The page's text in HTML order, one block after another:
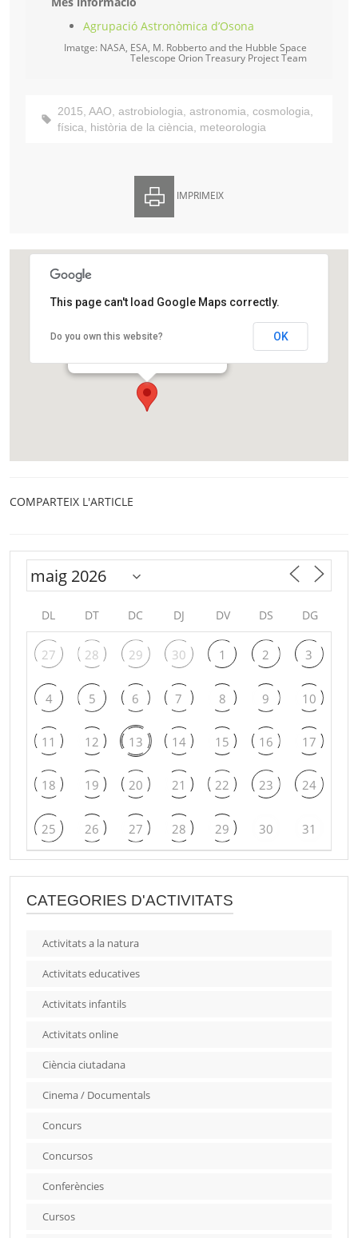
Agrupació Astronòmica d’Osona
Imatge: NASA, ESA, M. Robberto and the Hubble Space
Telescope Orion Treasury Project Team
2015, AAO, astrobiologia, astronomia, cosmologia,
física, història de la ciència, meteorologia
IMPRIMEIX
Agrupació Astronòmica d’Osona
Carrer del Pare Xifré, 1-3
This page can't load Google Maps correctly.
Do you own this website? OK
COMPARTEIX L'ARTICLE
DL DT DC DJ DV DS DG
27 28 29 30 1 2 3
4 5 6 7 8 9 10
11 12 13 14 15 16 17
18 19 20 21 22 23 24
25 26 27 28 29 30 31
CATEGORIES D'ACTIVITATS
Activitats a la natura
Activitats educatives
Activitats infantils
Activitats online
Ciència ciutadana
Cinema / Documentals
Concurs
Concursos
Conferències
Cursos